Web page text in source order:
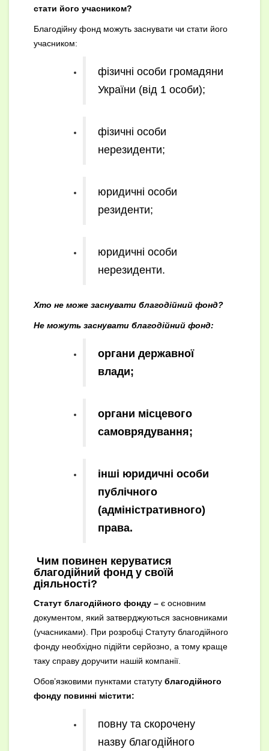
стати його учасником?
Благодійну фонд можуть заснувати чи стати його
учасником:
фізичні особи громадяни
України (від 1 особи);
фізичні особи
нерезиденти;
юридичні особи
резиденти;
юридичні особи
нерезиденти.
Хто не може заснувати благодійний фонд?
Не можуть заснувати благодійний фонд:
органи державної
влади;
органи місцевого
самоврядування;
інші юридичні особи
публічного
(адміністративного)
права.
Чим повинен керуватися
благодійний фонд у своїй
діяльності?
Статут благодійного фонду – є основним
документом, який затверджуються засновниками
(учасниками). При розробці Статуту благодійного
фонду необхідно підійти серйозно, а тому краще
таку справу доручити нашій компанії.
Обов’язковими пунктами статуту благодійного
фонду повинні містити:
повну та скорочену
назву благодійного